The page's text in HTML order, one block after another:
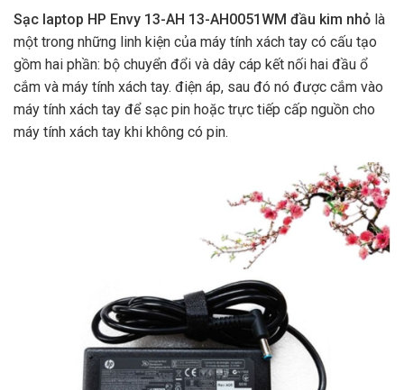
Sạc laptop HP Envy 13-AH 13-AH0051WM đầu kim nhỏ là
một trong những linh kiện của máy tính xách tay có cấu tạo
gồm hai phần: bộ chuyển đổi và dây cáp kết nối hai đầu ổ
cắm và máy tính xách tay. điện áp, sau đó nó được cắm vào
máy tính xách tay để sạc pin hoặc trực tiếp cấp nguồn cho
máy tính xách tay khi không có pin.